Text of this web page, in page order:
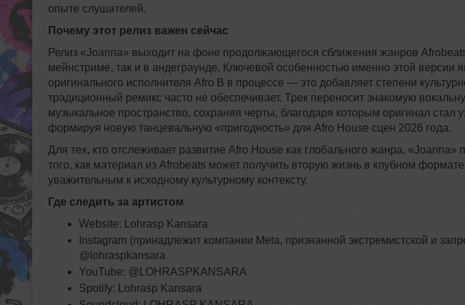
опыте слушателей.
Почему этот релиз важен сейчас
Релиз «Joanna» выходит на фоне продолжающегося сближения жанров
мейнстриме, так и в андеграунде. Ключевой особенностью именно этой версии
оригинального исполнителя Afro B в процессе — это добавляет степени
традиционный ремикс часто не обеспечивает. Трек переносит знакомую
музыкальное пространство, сохраняя черты, благодаря которым оригинал стал
формируя новую танцевальную «пригодность» для Afro House сцен 2026 года.
Для тех, кто отслеживает развитие Afro House как глобального жанра, «Joanna»
того, как материал из Afrobeats может получить вторую жизнь в клубном
уважительным к исходному культурному контексту.
Где следить за артистом
Website: Lohrasp Kansara
Instagram (принадлежит компании Meta, признанной экстремистской и
@lohraspkansara
YouTube: @LOHRASPKANSARA
Spotify: Lohrasp Kansara